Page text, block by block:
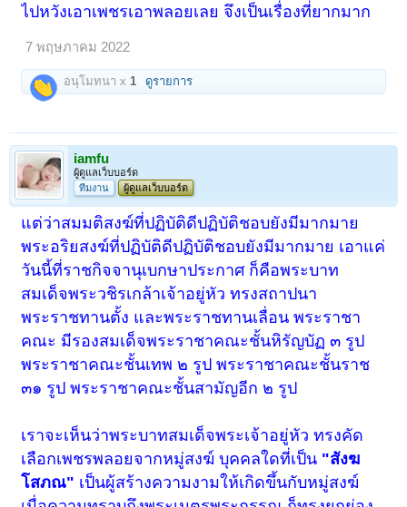
ไปหวังเอาเพชรเอาพลอยเลย จึงเป็นเรื่องที่ยากมาก
7 พฤษภาคม 2022
อนุโมทนา x1 ดูรายการ
iamfu
ผู้ดูแลเว็บบอร์ด
ทีมงาน
ผู้ดูแลเว็บบอร์ด
แต่ว่าสมมติสงฆ์ที่ปฏิบัติดีปฏิบัติชอบยังมีมากมาย
พระอริยสงฆ์ที่ปฏิบัติดีปฏิบัติชอบยังมีมากมาย เอาแค่
วันนี้ที่ราชกิจจานุเบกษาประกาศ ก็คือพระบาท
สมเด็จพระวชิรเกล้าเจ้าอยู่หัว ทรงสถาปนา
พระราชทานตั้ง และพระราชทานเลื่อน พระราชา
คณะ มีรองสมเด็จพระราชาคณะชั้นหิรัญบัฏ ๓ รูป
พระราชาคณะชั้นเทพ ๒ รูป พระราชาคณะชั้นราช
๓๑ รูป พระราชาคณะชั้นสามัญอีก ๒ รูป
เราจะเห็นว่าพระบาทสมเด็จพระเจ้าอยู่หัว ทรงคัด
เลือกเพชรพลอยจากหมู่สงฆ์ บุคคลใดที่เป็น "สังฆ
โสภณ" เป็นผู้สร้างความงามให้เกิดขึ้นกับหมู่สงฆ์